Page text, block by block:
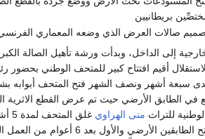
بريطانيين
صالات العرض الذي وضعه المعماري
إلى الداخل، وبدأت ورشة تأهيل الصالة
أقيم افتتاح كبير للمتحف الوطني
في الطابق الأرضي حيث تم عرض القطع
للتراث منى الهراوي